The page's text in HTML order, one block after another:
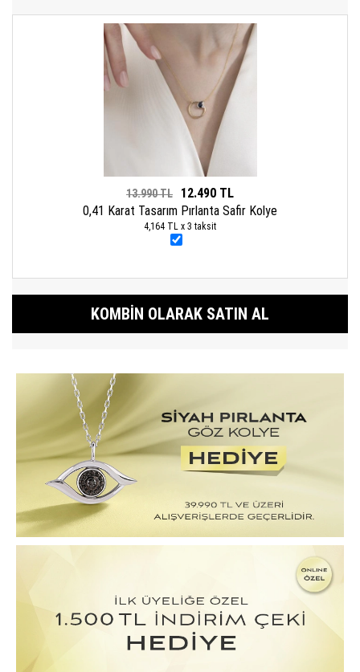
13.990 TL
12.490 TL
0,41 Karat Tasarım Pırlanta Safir Kolye
4,164 TL x 3 taksit
KOMBIN OLARAK SATIN AL